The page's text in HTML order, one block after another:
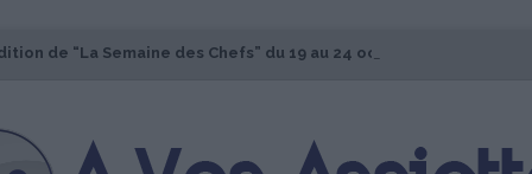
de “La Semaine des Chefs” du 19 au 24 octobre 2026